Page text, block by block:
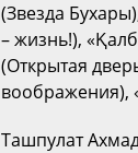
(Звезда
– жизнь!),
(Открытая
воображения),
Ташпулат